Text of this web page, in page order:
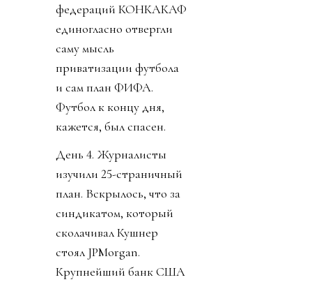
федераций КОНКАКАФ
единогласно отвергли
саму мысль
приватизации футбола
и сам план ФИФА.
Футбол к концу дня,
кажется, был спасен.
День 4. Журналисты
изучили 25-страничный
план. Вскрылось, что за
синдикатом, который
сколачивал Кушнер
стоял JPMorgan.
Крупнейший банк США